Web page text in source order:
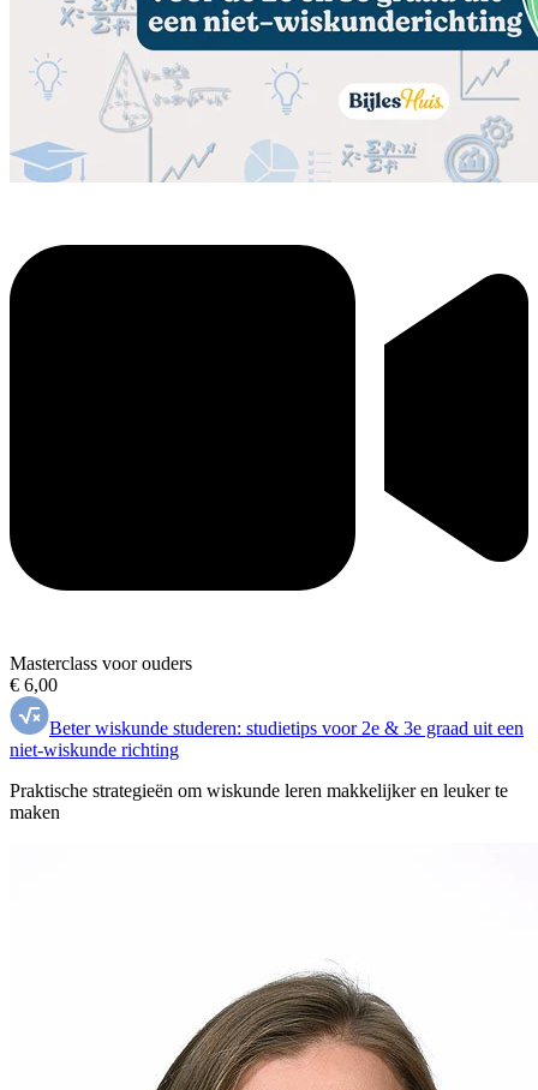
Masterclass voor ouders
€ 6,00
Beter wiskunde studeren: studietips voor 2e & 3e graad uit een
niet-wiskunde richting
Praktische strategieën om wiskunde leren makkelijker en leuker te
maken